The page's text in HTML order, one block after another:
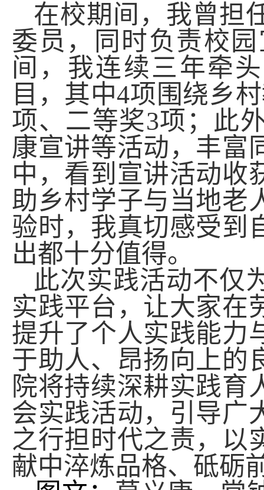
在校期间，我曾担
委员，同时负责校
间，我连续三年牵
目，其中4项围绕乡
项、二等奖3项；此
康宣讲等活动，丰富
中，看到宣讲活动收
助乡村学子与当地老
验时，我真切感受到
出都十分值得。
此次实践活动不仅
实践平台，让大家在
提升了个人实践能力
于助人、昂扬向上的
院将持续深耕实践育
会实践活动，引导广
之行担时代之责，以
献中淬炼品格、砥砺